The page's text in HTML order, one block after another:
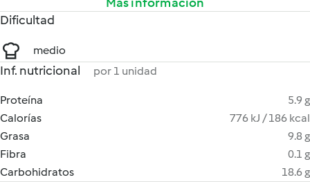
Dificultad
medio
Inf. nutricional por 1 unidad
Proteína
5.9 g
Calorías
776 kJ / 186 kcal
Grasa
9.8 g
Fibra
0.1 g
Carbohidratos
18.6 g